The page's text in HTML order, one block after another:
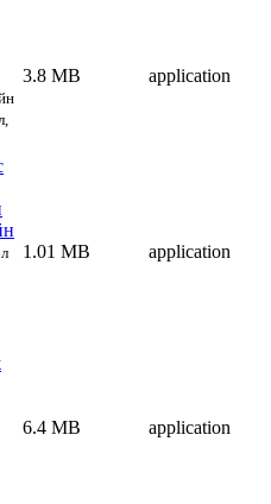
3.8 MB application
1.01 MB application
6.4 MB application